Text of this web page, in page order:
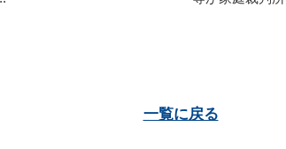
一覧に戻る